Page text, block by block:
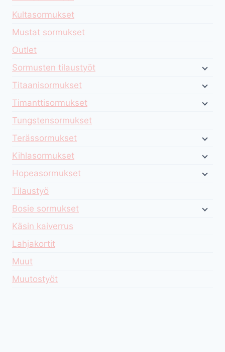
Kultasormukset
Mustat sormukset
Outlet
Sormusten tilaustyöt
Titaanisormukset
Timanttisormukset
Tungstensormukset
Terässormukset
Kihlasormukset
Hopeasormukset
Tilaustyö
Bosie sormukset
Käsin kaiverrus
Lahjakortit
Muut
Muutostyöt